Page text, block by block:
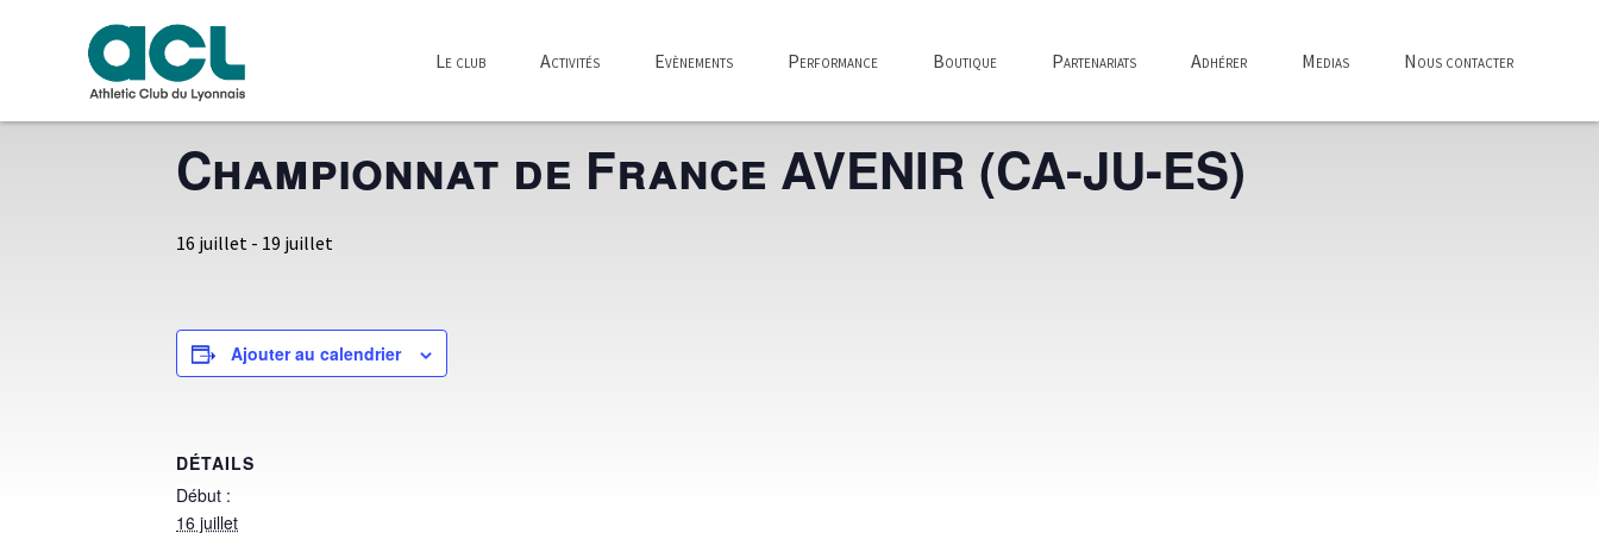
Le club Activités Evènements Performance Boutique Partenariats Adhérer Medias Nous contacter
« Tous les Évènements
Championnat de France AVENIR (CA-JU-ES)
16 juillet - 19 juillet
Ajouter au calendrier
DÉTAILS
Début :
16 juillet